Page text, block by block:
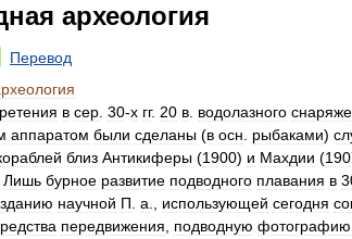
археология
Перевод
в сер 30-х гг. 20 в водолазного
аппаратом были сделаны (в осн рыбаками)
близ Антикиферы (1900) и Махдии (
Лишь бурное развитие подводного плавания в
научной П а использующей сегодня
передвижения подводную фотографию